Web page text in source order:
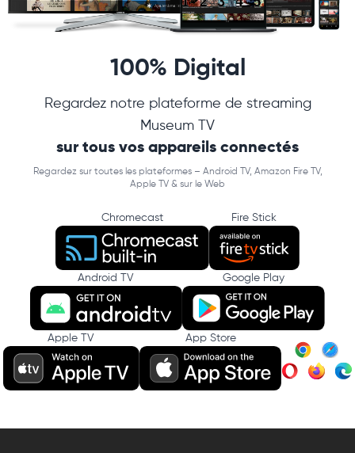
100% Digital
Regardez notre plateforme de streaming
Museum TV
sur tous vos appareils connectés
Regardez sur toutes les plateformes – Android TV, Amazon Fire TV,
Apple TV & sur le Web
Chromecast Fire Stick
Android TV Google Play
Apple TV App Store